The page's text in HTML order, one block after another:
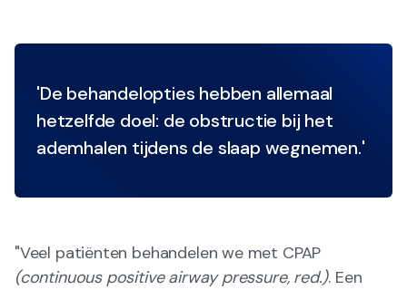
'De behandelopties hebben allemaal
hetzelfde doel: de obstructie bij het
ademhalen tijdens de slaap wegnemen.'
"Veel patiënten behandelen we met CPAP
(continuous positive airway pressure, red.). Een